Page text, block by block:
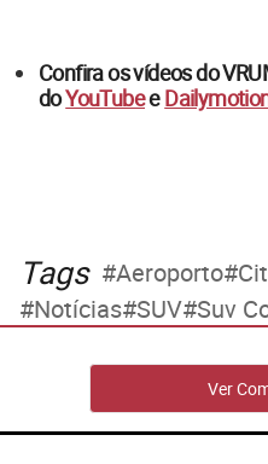
Confira os vídeos do
doYouTubee
Tags Aeroporto
Notícias SUV Suv
Ver